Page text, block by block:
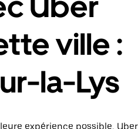
ville :
la-Lys
expérience possible, Uber